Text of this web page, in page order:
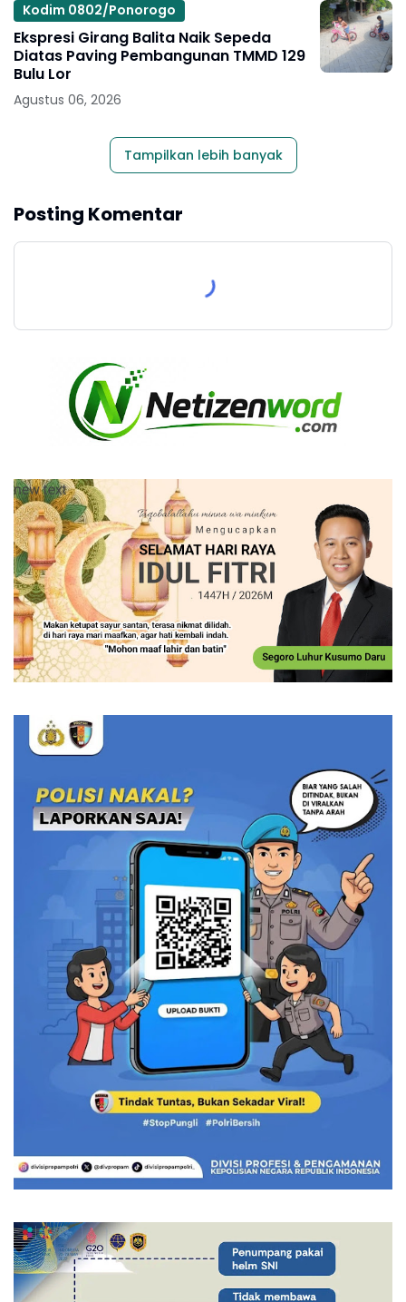
Kodim 0802/Ponorogo
Ekspresi Girang Balita Naik Sepeda
Diatas Paving Pembangunan TMMD 129
Bulu Lor
Agustus 06, 2026
Tampilkan lebih banyak
Posting Komentar